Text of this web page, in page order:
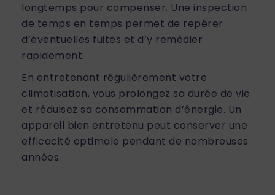
longtemps pour compenser. Une inspection
de temps en temps permet de repérer
d’éventuelles fuites et d’y remédier
rapidement.
En entretenant régulièrement votre
climatisation, vous prolongez sa durée de vie
et réduisez sa consommation d’énergie. Un
appareil bien entretenu peut conserver une
efficacité optimale pendant de nombreuses
années.